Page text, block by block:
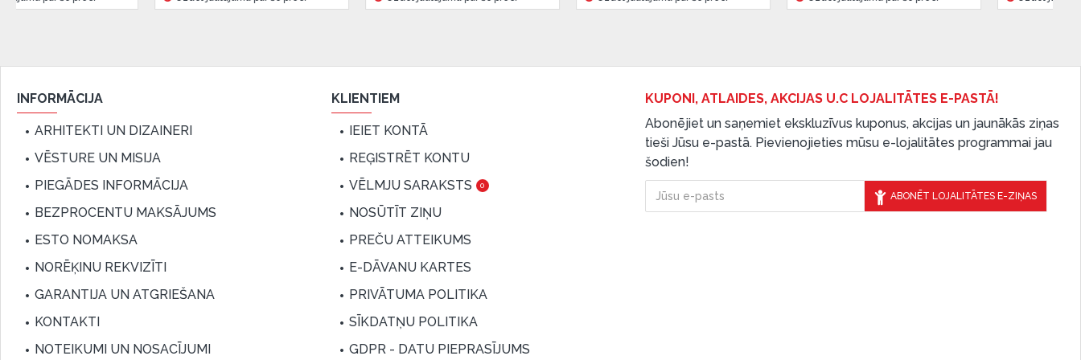
INFORMĀCIJA
ARHITEKTI UN DIZAINERI
VĒSTURE UN MISIJA
PIEGĀDES INFORMĀCIJA
BEZPROCENTU MAKSĀJUMS
ESTO NOMAKSA
NORĒĶINU REKVIZĪTI
GARANTIJA UN ATGRIEŠANA
KONTAKTI
NOTEIKUMI UN NOSACĪJUMI
KLIENTIEM
IEIET KONTĀ
REĢISTRĒT KONTU
VĒLMJU SARAKSTS
0
NOSŪTĪT ZIŅU
PREČU ATTEIKUMS
E-DĀVANU KARTES
PRIVĀTUMA POLITIKA
SĪKDATŅU POLITIKA
GDPR - DATU PIEPRASĪJUMS
KUPONI, ATLAIDES, AKCIJAS U.C LOJALITĀTES E-PASTĀ!
Abonējiet un saņemiet ekskluzīvus kuponus, akcijas un jaunākās ziņas
tieši Jūsu e-pastā. Pievienojieties mūsu e-lojalitātes programmai jau
šodien!
ABONĒT LOJALITĀTES E-ZIŅAS